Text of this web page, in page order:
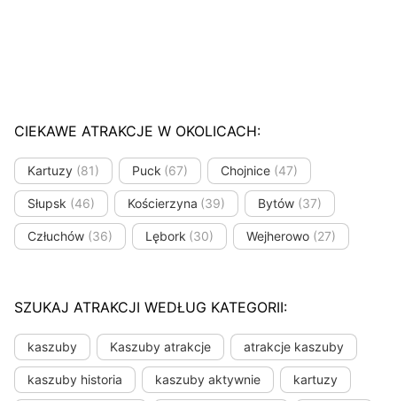
CIEKAWE ATRAKCJE W OKOLICACH:
Kartuzy (81) Puck (67) Chojnice (47)
Słupsk (46) Kościerzyna (39) Bytów (37)
Człuchów (36) Lębork (30) Wejherowo (27)
SZUKAJ ATRAKCJI WEDŁUG KATEGORII:
kaszuby Kaszuby atrakcje atrakcje kaszuby
kaszuby historia kaszuby aktywnie kartuzy